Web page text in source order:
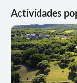
Actividades